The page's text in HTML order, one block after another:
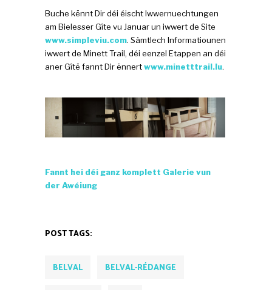
Buche kënnt Dir déi éischt Iwwernuechtungen
am Bielesser Gîte vu Januar un iwwert de Site
www.simpleviu.com. Sämtlech Informatiounen
iwwert de Minett Trail, déi eenzel Etappen an déi
aner Gîtë fannt Dir ënnertwww.minetttrail.lu.
Fannt hei déi ganz komplett Galerie vun
der Awéiung
POST TAGS:
BELVAL BELVAL-RÉDANGE